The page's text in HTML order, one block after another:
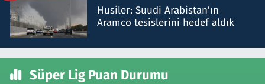
Husiler: Suudi Arabistan'ın
Aramco tesislerini hedef aldık
Süper Lig Puan Durumu